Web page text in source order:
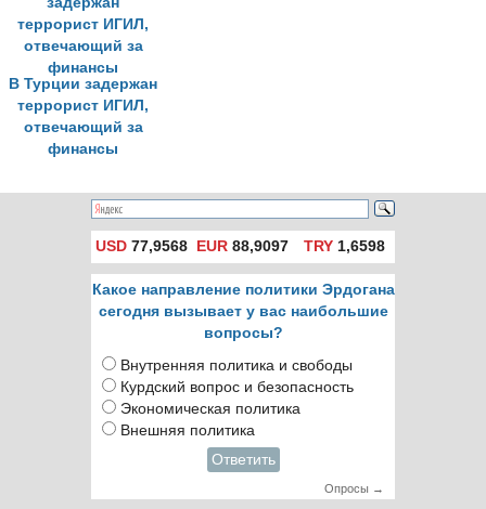
В Турции задержан
террорист ИГИЛ,
отвечающий за
финансы
USD 77,9568 EUR 88,9097 TRY1,6598
Какое направление политики Эрдогана
сегодня вызывает у вас наибольшие
вопросы?
Внутренняя политика и свободы
Курдский вопрос и безопасность
Экономическая политика
Внешняя политика
Ответить
Опросы →